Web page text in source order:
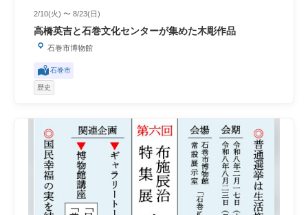
2/10(火) 〜 8/23(日)
高橋英吉と石巻文化センターが集めた木彫作品
石巻市博物館
石巻市
歴史